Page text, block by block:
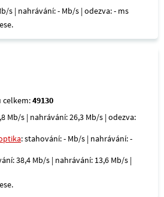
s | nahrávání: - Mb/s | odezva: - ms
celkem:49130
Mb/s | nahrávání: 26,3 Mb/s | odezva:
: stahování: - Mb/s | nahrávání: -
38,4 Mb/s | nahrávání: 13,6 Mb/s |